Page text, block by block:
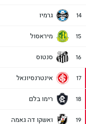
14 גרמיו
15 מיראסול
16 סנטוס
17 אינטרנסיונאל
18 רימו בלם
19 ואשקו דה גאמה